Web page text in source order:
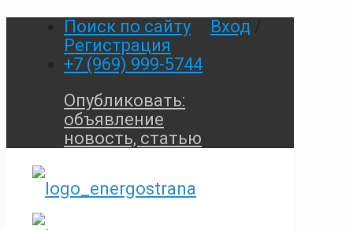
Поиск по сайту Вход
Регистрация
+7 (969) 999-5744
Опубликовать:
объявление
новость, статью